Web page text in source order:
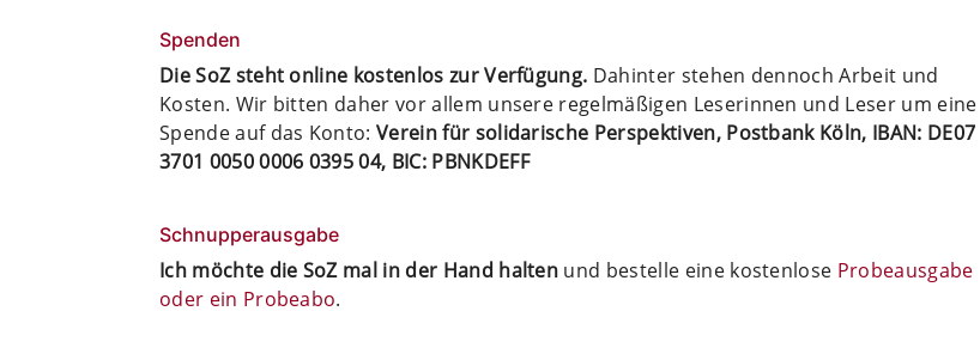
Spenden
Die SoZ steht online kostenlos zur Verfügung. Dahinter stehen dennoch Arbeit und
Kosten. Wir bitten daher vor allem unsere regelmäßigen Leserinnen und Leser um eine
Spende auf das Konto:Verein für solidarische Perspektiven, Postbank Köln, IBAN: DE07
3701 0050 0006 0395 04, BIC: PBNKDEFF
Schnupperausgabe
Ich möchte die SoZ mal in der Hand halten und bestelle eine kostenlose Probeausgabe
oder ein Probeabo.